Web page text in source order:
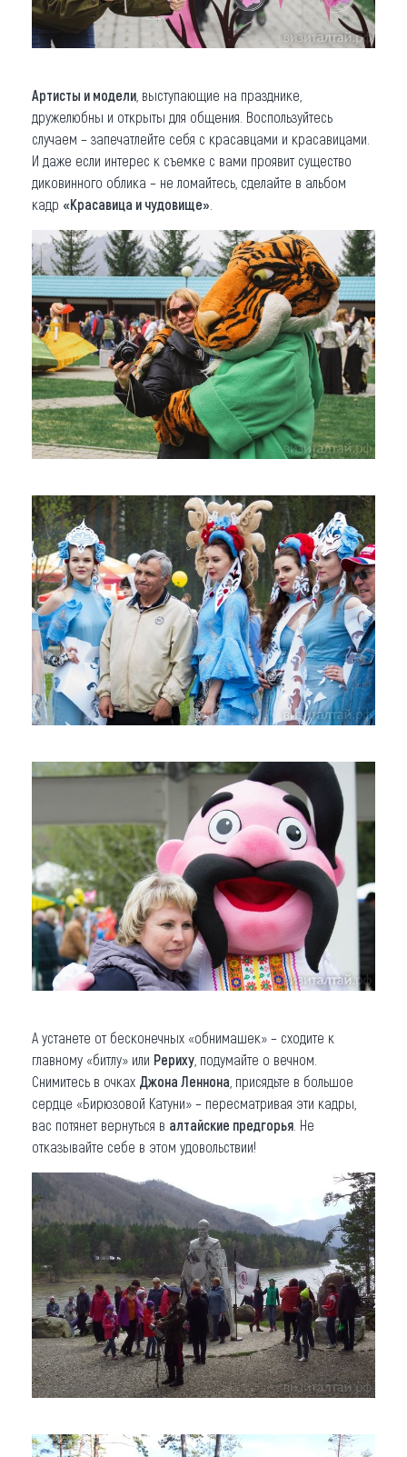
Артисты и модели , выступающие на празднике,
дружелюбны и открыты для общения. Воспользуйтесь
случаем – запечатлейте себя с красавцами и красавицами.
И даже если интерес к съемке с вами проявит существо
диковинного облика – не ломайтесь, сделайте в альбом
кадр «Красавица и чудовище»
А устанете от бесконечных «обнимашек» – сходите к
главному «битлу» или Рериху , подумайте о вечном.
Снимитесь в очках Джона Леннона , присядьте в большое
сердце «Бирюзовой Катуни» – пересматривая эти кадры,
вас потянет вернуться в алтайские предгорья . Не
отказывайте себе в этом удовольствии!